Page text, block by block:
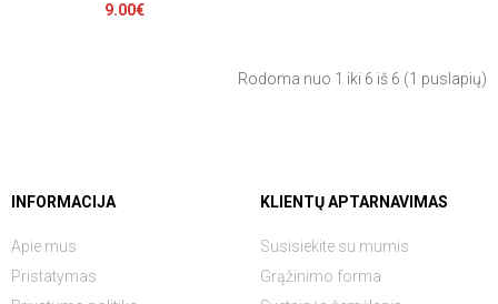
9.00€
Rodoma nuo 1 iki 6 iš 6 (1 puslapių)
INFORMACIJA
Apie mus
Pristatymas
KLIENTŲ APTARNAVIMAS
Susisiekite su mumis
Grąžinimo forma